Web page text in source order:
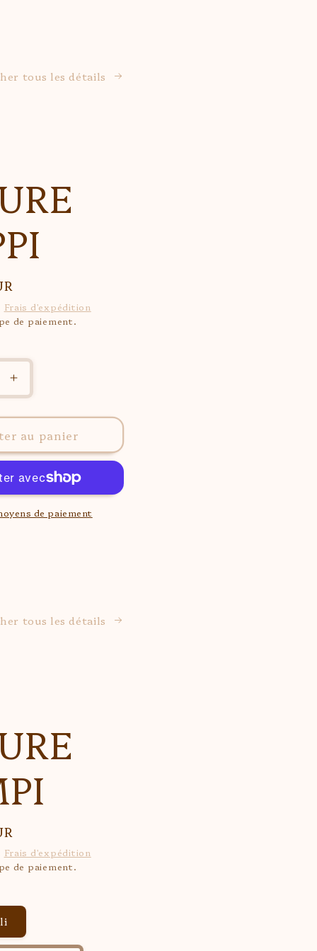
tous les détails
Frais d'expédition
de paiement.
Augmenter
la
quantité
de
PARURE
FLIPPI
au panier
de paiement
tous les détails
Frais d'expédition
de paiement.